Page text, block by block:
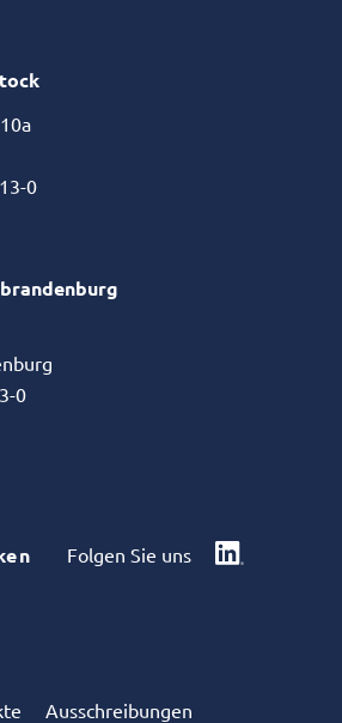
0
0
Folgen Sie uns
Ausschreibungen